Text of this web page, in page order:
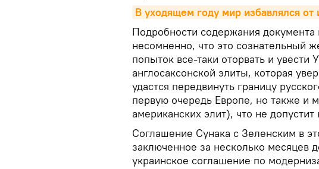
В уходящем году мир избавлялся от
Подробности содержания документа
несомненно, что это сознательный
попыток все-таки оторвать и увести
англосаксонской элиты, которая
удастся передвинуть границу
первую очередь Европе, но также и
американских элит), что не
Соглашение Сунака с Зеленским в
заключенное за несколько месяцев
украинское соглашение по